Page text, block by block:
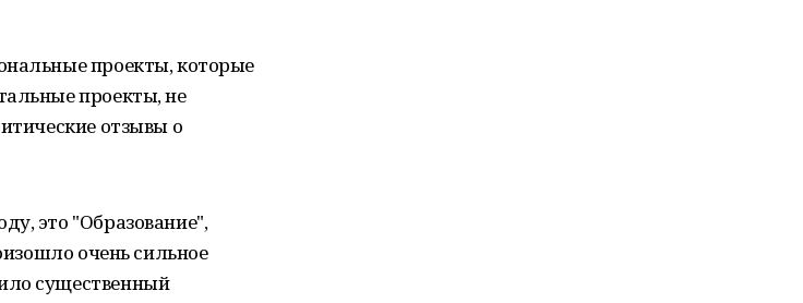
проекты, которые
проекты, не
отзывы о
это "Образование",
очень сильное
существенный